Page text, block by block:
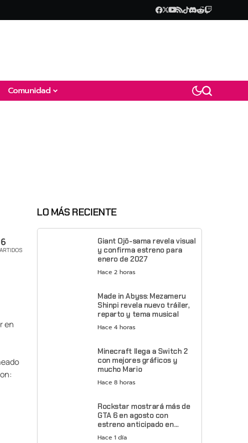
Comunidad
6
en
LO MÁS RECIENTE
Giant Ojō-sama revela visual
y confirma estreno para
enero de 2027
Hace 2 horas
Made in Abyss: Mezameru
Shinpi revela nuevo tráiler,
reparto y tema musical
Hace 4 horas
Minecraft llega a Switch 2
con mejores gráficos y
mucho Mario
Hace 8 horas
Rockstar mostrará más de
GTA 6 en agosto con
estreno anticipado en
Netflix
Hace 1 día